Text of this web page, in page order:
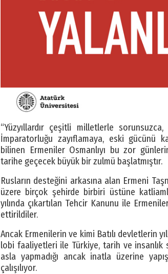
“Yüzyıllardır çeşitli milletlerle
İmparatorluğu zayıflamaya, eski gücünü
bilinen Ermeniler Osmanlıyı bu zor
tarihe geçecek büyük bir zulmü başlatmıştır.
Rusların desteğini arkasına alan Ermeni
üzere birçok şehirde birbiri üstüne
yılında çıkartılan Tehcir Kanunu ile
ettirildiler.
Ancak Ermenilerin ve kimi Batılı devletlerin
lobi faaliyetleri ile Türkiye, tarih ve insanlık
asla yapmadığı ancak inatla üzerine
çalışılıyor.